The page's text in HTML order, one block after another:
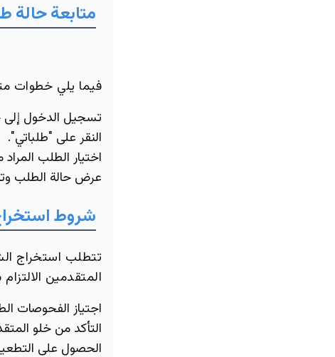
متابعةحالة
فيما يلي خطوات
تسجيل الدخول
النقر على "طلباتي".
اختيار الطلب المراد
عرض حالة الطلب
شروط
تتطلب استخراج
المتقدمين
اجتياز الفحوصات
التأكد من خلو
الحصول على